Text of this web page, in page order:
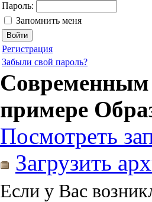
Пароль:
Запомнить меня
Регистрация
Забыли свой пароль?
Cовременным
примере
Посмотреть
Загрузить
Если у Вас